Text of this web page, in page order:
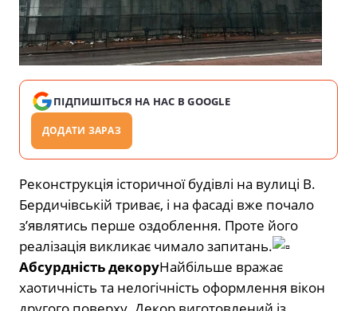
ПІДПИШІТЬСЯ НА НАС В GOOGLE
ДОДАТИ ЗАРАЗ
Реконструкція історичної будівлі на вулиці В.
Бердичівській триває, і на фасаді вже почало
зʼявлятись перше оздоблення. Проте його
реалізація викликає чимало запитань.
Абсурдність декоруНайбільше вражає
хаотичність та нелогічність оформлення вікон